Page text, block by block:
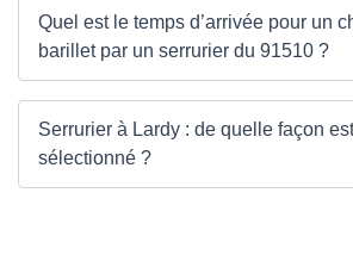
Quel est le temps d’arrivée pour un
barillet par un serrurier du 91510 ?
Serrurier à Lardy : de quelle façon
sélectionné ?